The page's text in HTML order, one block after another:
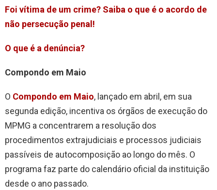
Foi vítima de um crime? Saiba o que é o acordo de
não persecução penal!
O que é a denúncia?
Compondo em Maio
O Compondo em Maio, lançado em abril, em sua
segunda edição, incentiva os órgãos de execução do
MPMG a concentrarem a resolução dos
procedimentos extrajudiciais e processos judiciais
passíveis de autocomposição ao longo do mês. O
programa faz parte do calendário oficial da instituição
desde o ano passado.